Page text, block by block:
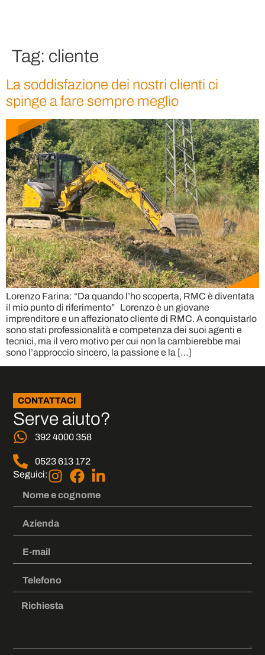
Tag: cliente
La soddisfazione dei nostri clienti ci
spinge a fare sempre meglio
Lorenzo Farina: “Da quando l’ho scoperta, RMC è diventata
il mio punto di riferimento” Lorenzo è un giovane
imprenditore e un affezionato cliente di RMC. A conquistarlo
sono stati professionalità e competenza dei suoi agenti e
tecnici, ma il vero motivo per cui non la cambierebbe mai
sono l’approccio sincero, la passione e la […]
CONTATTACI
Serve aiuto?
392 4000 358
0523 613 172
Seguici: